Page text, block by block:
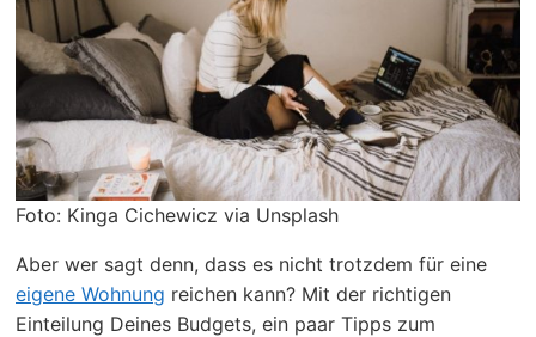
Foto: Kinga Cichewicz via Unsplash
Aber wer sagt denn, dass es nicht trotzdem für eine
eigene Wohnung reichen kann? Mit der richtigen
Einteilung Deines Budgets, ein paar Tipps zum